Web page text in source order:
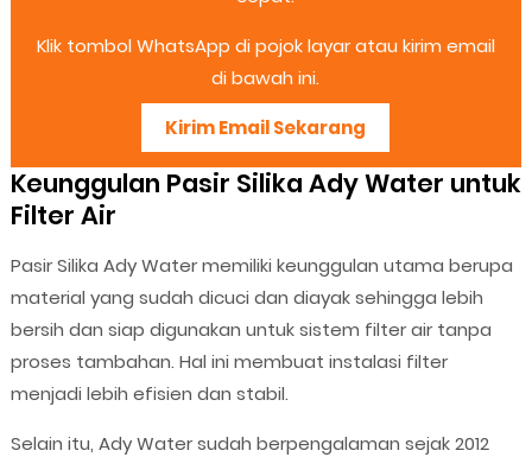
Klik tombol WhatsApp di pojok layar atau kirim email
di bawah ini.
Kirim Email Sekarang
Keunggulan Pasir Silika Ady Water untuk
Filter Air
Pasir Silika Ady Water memiliki keunggulan utama berupa
material yang sudah dicuci dan diayak sehingga lebih
bersih dan siap digunakan untuk sistem filter air tanpa
proses tambahan. Hal ini membuat instalasi filter
menjadi lebih efisien dan stabil.
Selain itu, Ady Water sudah berpengalaman sejak 2012